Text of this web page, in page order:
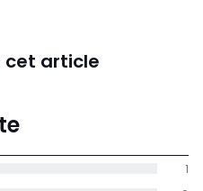
cet article
des avis
1